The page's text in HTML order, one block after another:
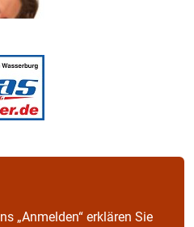
„Anmelden“ erklären Sie